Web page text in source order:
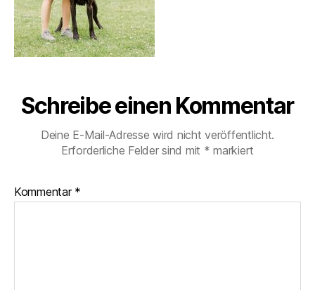
Schreibe einen Kommentar
Deine E-Mail-Adresse wird nicht veröffentlicht.
Erforderliche Felder sind mit * markiert
Kommentar *